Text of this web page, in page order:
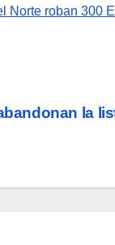
Norte roban 300
la